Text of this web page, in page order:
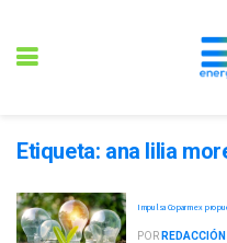
Etiqueta: ana lilia
Impulsa Coparmex
POR REDACCIÓN